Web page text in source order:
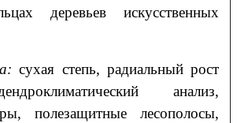
деревьев искусственных
сухая степь, радиальный рост
анализ,
полезащитные лесополосы,